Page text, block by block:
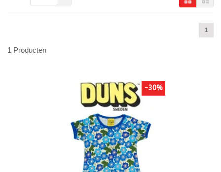
1
1 Producten
-30%